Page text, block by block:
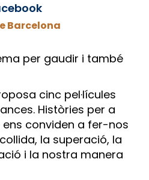
Barcelona
per gaudir i també
cinc pel·lícules
Històries per a
conviden a fer-nos
la superació, la
i la nostra manera